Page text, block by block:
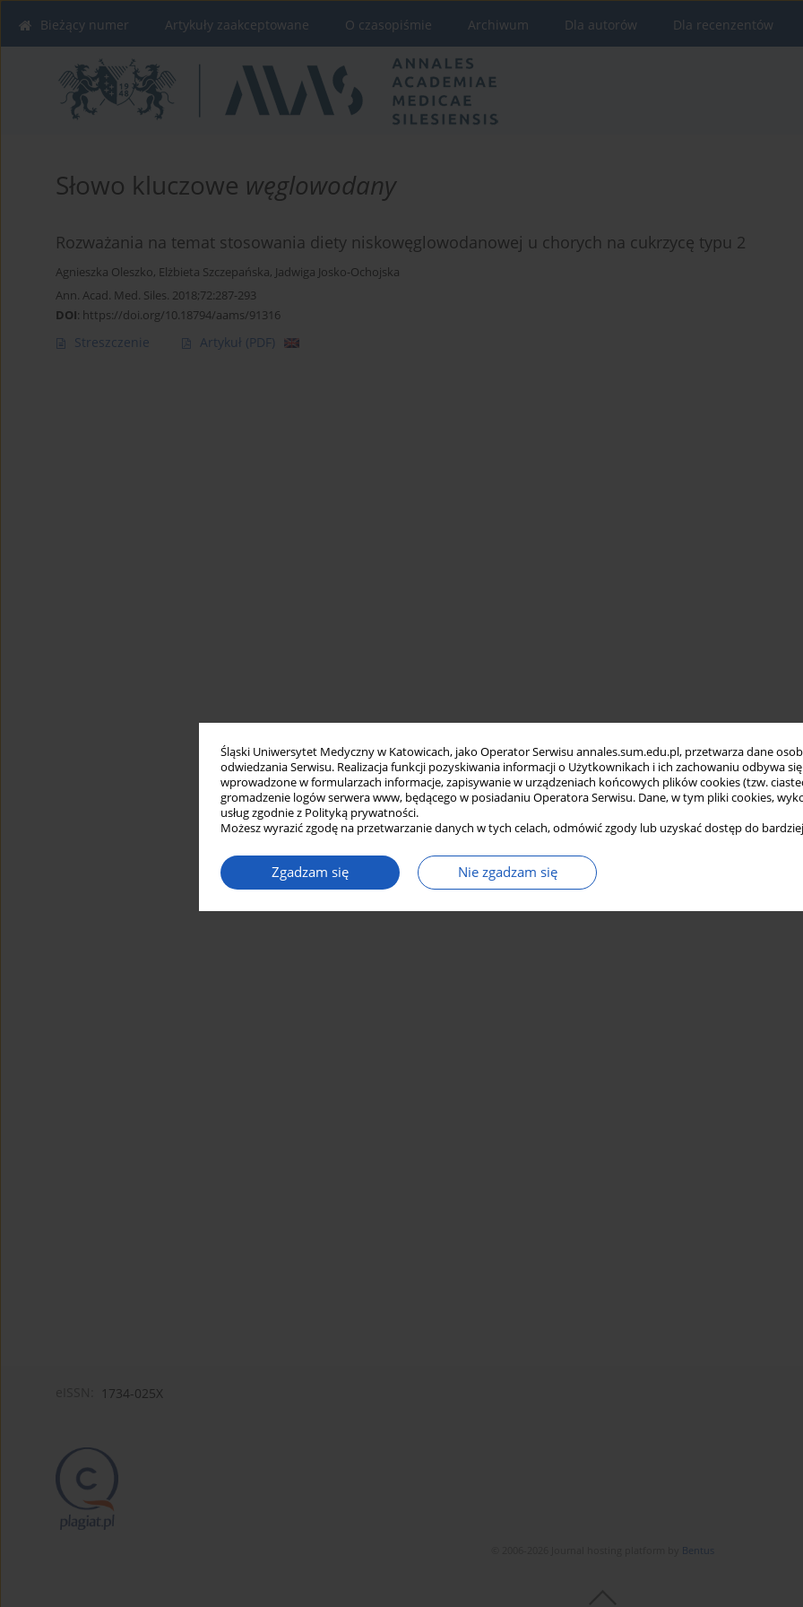
Śląski Uniwersytet Medyczny w Katowicach, jako Operator Serwisu annales.sum.edu.pl, przetwarza dane
odwiedzania Serwisu. Realizacja funkcji pozyskiwania informacji o Użytkownikach i ich zachowaniu odbywa
wprowadzone w formularzach informacje, zapisywanie w urządzeniach końcowych plików cookies (tzw.
gromadzenie logów serwera www, będącego w posiadaniu Operatora Serwisu. Dane, w tym pliki cookies,
usług zgodnie z Polityką prywatności.
Możesz wyrazić zgodę na przetwarzanie danych w tych celach, odmówić zgody lub uzyskać dostęp do
Zgadzam się Nie zgadzam się
Bieżący numer Artykuły zaakceptowane O czasopiśmie Archiwum Dla autorów Dla recenzentów
Słowo kluczowe węglowodany
Rozważania na temat stosowania diety niskowęglowodanowej u chorych na cukrzycę typu 2
Agnieszka Oleszko, Elżbieta Szczepańska, Jadwiga Josko-Ochojska
Ann. Acad. Med. Siles. 2018;72:287-293
DOI: https://doi.org/10.18794/aams/91316
Streszczenie Artykuł (PDF)
1734-025X
Bentus